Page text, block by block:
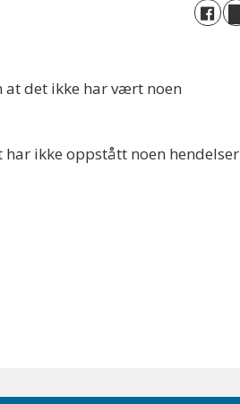
det ikke har vært noen
ikke oppstått noen hendelser